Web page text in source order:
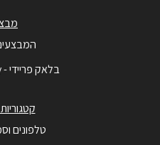
בלאק פריידי - Black Friday
טלפונים